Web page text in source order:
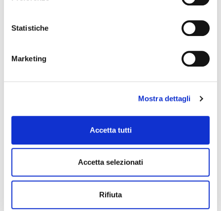
Statistiche
Marketing
Mostra dettagli
Accetta tutti
Accetta selezionati
Rifiuta
amplificatoreper chitarra acust.
FENDER